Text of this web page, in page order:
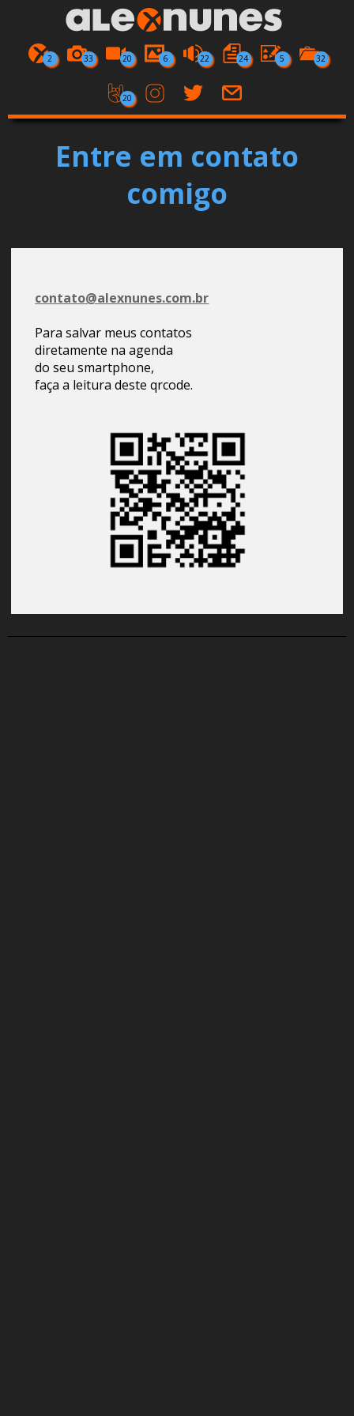
2 33 20 6 22 24 5 32
20
Entre em contato
comigo
contato@alexnunes.com.br
Para salvar meus contatos
diretamente na agenda
do seu smartphone,
faça a leitura deste qrcode.